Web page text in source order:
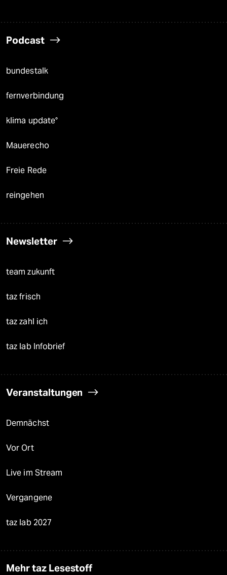
Podcast
bundestalk
fernverbindung
klima update°
Mauerecho
Freie Rede
reingehen
Newsletter
team zukunft
taz frisch
taz zahl ich
taz lab Infobrief
Veranstaltungen
Demnächst
Vor Ort
Live im Stream
Vergangene
taz lab 2027
Mehr taz Lesestoff